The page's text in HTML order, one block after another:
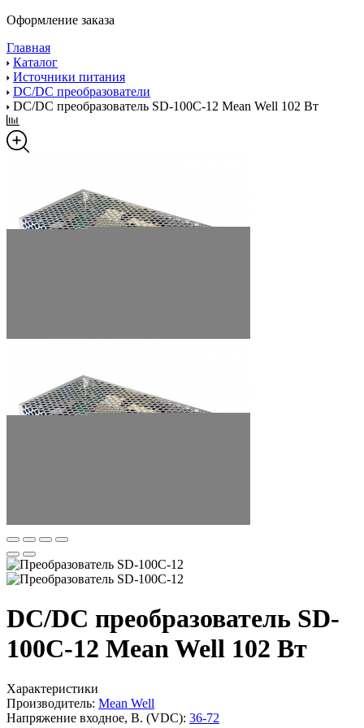
Оформление заказа
Главная
Каталог
Источники питания
DC/DC преобразователи
DC/DC преобразователь SD-100C-12 Mean Well 102 Вт
DC/DC преобразователь SD-
100C-12 Mean Well 102 Вт
Характеристики
Производитель: Mean Well
Напряжение входное, В. (VDC): 36-72